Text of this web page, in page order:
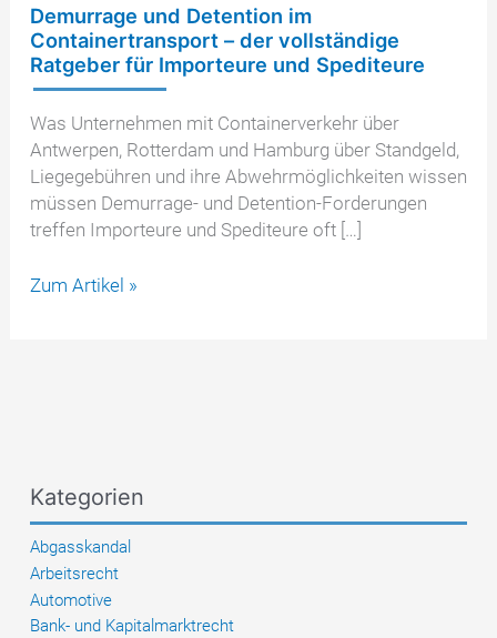
Demurrage und Detention im
Containertransport – der vollständige
Ratgeber für Importeure und Spediteure
Was Unternehmen mit Containerverkehr über
Antwerpen, Rotterdam und Hamburg über Standgeld,
Liegegebühren und ihre Abwehrmöglichkeiten wissen
müssen Demurrage- und Detention-Forderungen
treffen Importeure und Spediteure oft […]
Demurrage
Ratgeber
für
Importeure
und
Spediteure
Zum Artikel »
Kategorien
Abgasskandal
Arbeitsrecht
Automotive
Bank- und Kapitalmarktrecht